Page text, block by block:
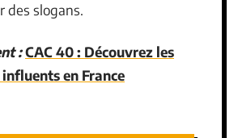
des slogans.
:CAC 40 : Découvrez les
influents en France